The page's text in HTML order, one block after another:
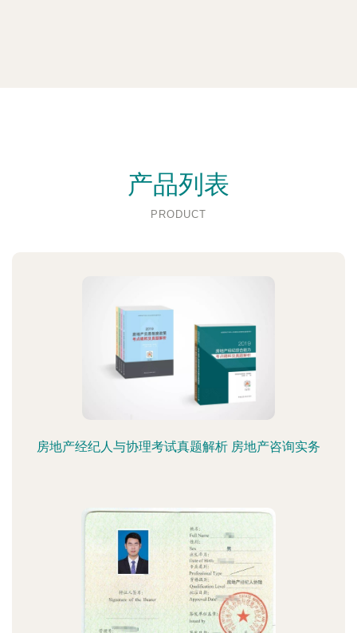
产品列表
PRODUCT
房地产经纪人与协理考试真题解析 房地产咨询实务